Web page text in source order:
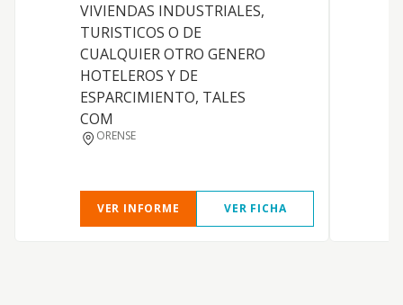
VIVIENDAS INDUSTRIALES,
TURISTICOS O DE
CUALQUIER OTRO GENERO
HOTELEROS Y DE
ESPARCIMIENTO, TALES
COM
ORENSE
VER INFORME VER FICHA